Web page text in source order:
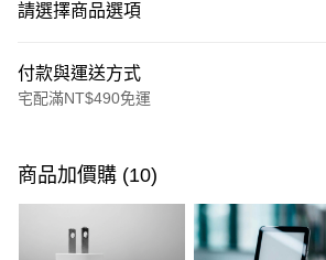
請選擇商品選項
付款與運送方式
宅配滿NT$490免運
信用卡一次付款
3 期 0 利率 每期 NT$86
商品加價購 (10)